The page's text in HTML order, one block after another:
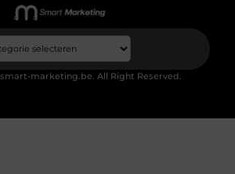
marketing.be. All Right Reserved.